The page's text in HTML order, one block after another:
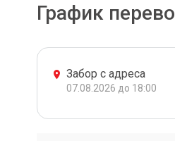
График
Забор с адреса
07.08.2026 до 18:00